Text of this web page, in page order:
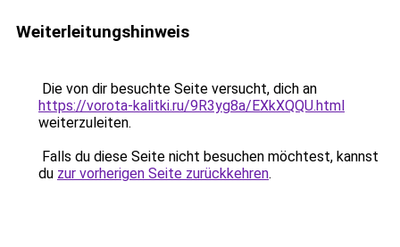
Weiterleitungshinweis
Die von dir besuchte Seite versucht, dich an
https://vorota-kalitki.ru/9R3yg8a/EXkXQQU.html
weiterzuleiten.
Falls du diese Seite nicht besuchen möchtest, kannst
du zur vorherigen Seite zurückkehren.